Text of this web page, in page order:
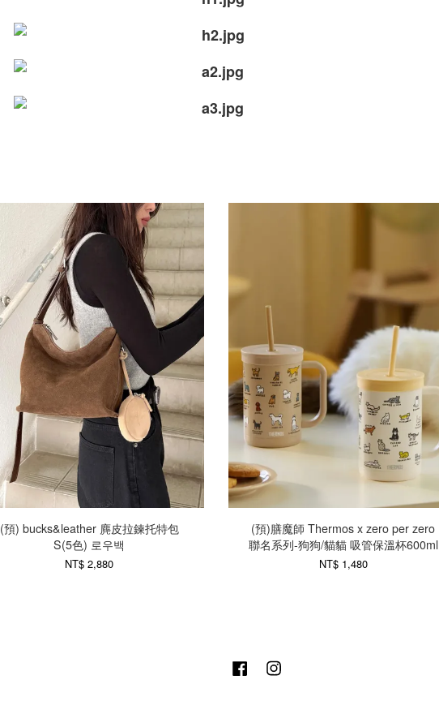
(預) bucks&leather 麂皮拉鍊托特包
S(5色) 로우백
NT$ 2,880
(預)膳魔師 Thermos x zero per zero
聯名系列-狗狗/貓貓 吸管保溫杯600ml
NT$ 1,480
Facebook